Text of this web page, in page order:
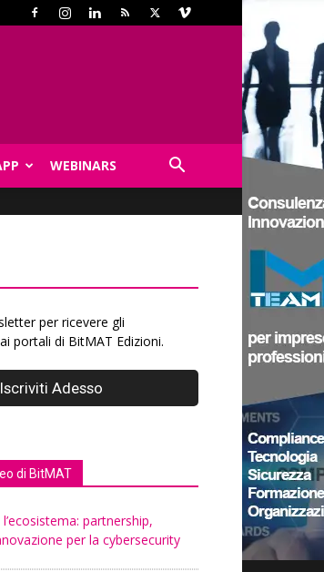
WEBINARS
per ricevere gli
portali di BitMAT Edizioni.
di BitMAT
partnership,
per la cybersecurity